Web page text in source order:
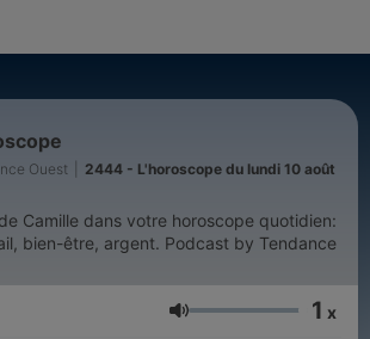
Ouest 2444 - L'horoscope du lundi 10 août
Camille dans votre horoscope quotidien:
bien-être, argent. Podcast by Tendance
Volume 1 x